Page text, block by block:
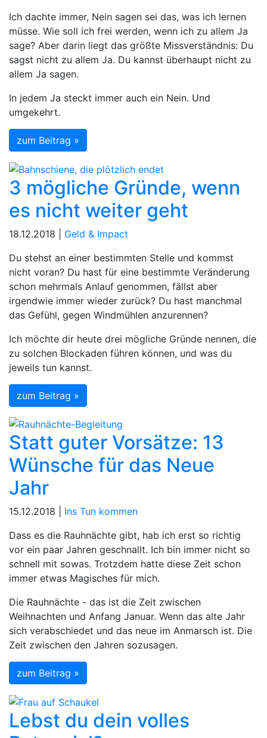
Ich dachte immer, Nein sagen sei das, was ich lernen
müsse. Wie soll ich frei werden, wenn ich zu allem Ja
sage? Aber darin liegt das größte Missverständnis: Du
sagst nicht zu allem Ja. Du kannst überhaupt nicht zu
allem Ja sagen.
In jedem Ja steckt immer auch ein Nein. Und
umgekehrt.
zum Beitrag »
3 mögliche Gründe, wenn
es nicht weiter geht
18.12.2018 | Geld & Impact
Du stehst an einer bestimmten Stelle und kommst
nicht voran? Du hast für eine bestimmte Veränderung
schon mehrmals Anlauf genommen, fällst aber
irgendwie immer wieder zurück? Du hast manchmal
das Gefühl, gegen Windmühlen anzurennen?
Ich möchte dir heute drei mögliche Gründe nennen, die
zu solchen Blockaden führen können, und was du
jeweils tun kannst.
zum Beitrag »
Statt guter Vorsätze: 13
Wünsche für das Neue
Jahr
15.12.2018 | Ins Tun kommen
Dass es die Rauhnächte gibt, hab ich erst so richtig
vor ein paar Jahren geschnallt. Ich bin immer nicht so
schnell mit sowas. Trotzdem hatte diese Zeit schon
immer etwas Magisches für mich.
Die Rauhnächte - das ist die Zeit zwischen
Weihnachten und Anfang Januar. Wenn das alte Jahr
sich verabschiedet und das neue im Anmarsch ist. Die
Zeit zwischen den Jahren sozusagen.
zum Beitrag »
Lebst du dein volles